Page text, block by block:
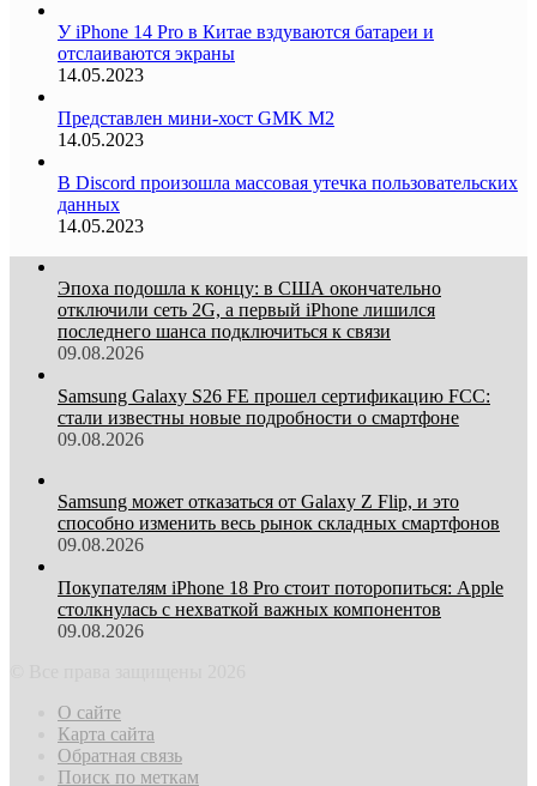
У iPhone 14 Pro в Китае вздуваются батареи и
отслаиваются экраны
14.05.2023
Представлен мини-хост GMK M2
14.05.2023
В Discord произошла массовая утечка пользовательских
данных
14.05.2023
Эпоха подошла к концу: в США окончательно
отключили сеть 2G, а первый iPhone лишился
последнего шанса подключиться к связи
09.08.2026
Samsung Galaxy S26 FE прошел сертификацию FCC:
стали известны новые подробности о смартфоне
09.08.2026
Samsung может отказаться от Galaxy Z Flip, и это
способно изменить весь рынок складных смартфонов
09.08.2026
Покупателям iPhone 18 Pro стоит поторопиться: Apple
столкнулась с нехваткой важных компонентов
09.08.2026
О сайте
Карта сайта
Обратная связь
Поиск по меткам